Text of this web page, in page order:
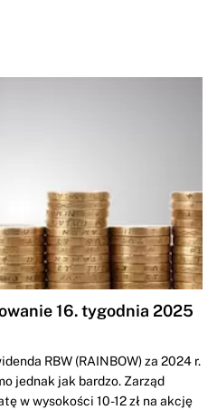
16. tygodnia 2025
RBW (RAINBOW) za 2024 r.
jednak jak bardzo. Zarząd
w wysokości 10-12 zł na akcję